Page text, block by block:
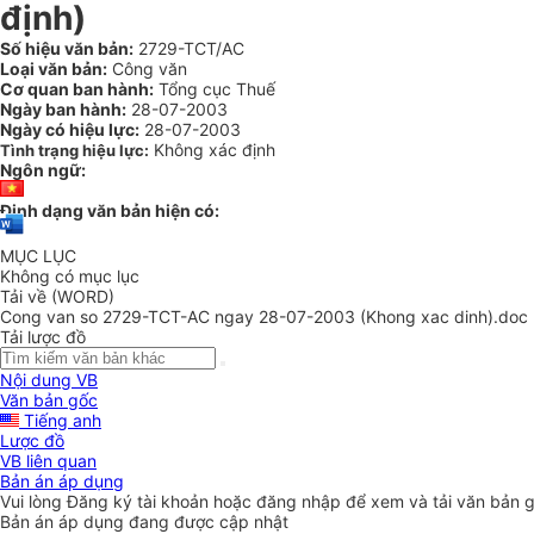
định)
Số hiệu văn bản: 2729-TCT/AC
Loại văn bản: Công văn
Cơ quan ban hành: Tổng cục Thuế
Ngày ban hành: 28-07-2003
Ngày có hiệu lực: 28-07-2003
Tình trạng hiệu lực: Không xác định
Ngôn ngữ:
Định dạng văn bản hiện có:
MỤC LỤC
Không có mục lục
Tải về (WORD)
Cong van so 2729-TCT-AC ngay 28-07-2003 (Khong xac dinh).doc
Tải lược đồ
Nội dung VB
Văn bản gốc
Tiếng anh
Lược đồ
VB liên quan
Bản án áp dụng
Vui lòngĐăng ký tài khoản hoặc đăng nhập để xem và tải văn bản
Bản án áp dụng đang được cập nhật